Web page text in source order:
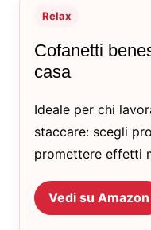
Relax
Cofanetti
casa
Ideale per chi
staccare: scegli
promettere effetti
Vedi su Amazon